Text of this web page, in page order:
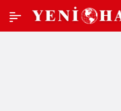
YENİ SEÇİLEN CHP İLÇE